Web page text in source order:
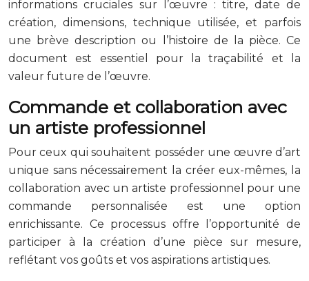
informations cruciales sur l’œuvre : titre, date de
création, dimensions, technique utilisée, et parfois
une brève description ou l’histoire de la pièce. Ce
document est essentiel pour la traçabilité et la
valeur future de l’œuvre.
Commande et collaboration avec
un artiste professionnel
Pour ceux qui souhaitent posséder une œuvre d’art
unique sans nécessairement la créer eux-mêmes, la
collaboration avec un artiste professionnel pour une
commande personnalisée est une option
enrichissante. Ce processus offre l’opportunité de
participer à la création d’une pièce sur mesure,
reflétant vos goûts et vos aspirations artistiques.